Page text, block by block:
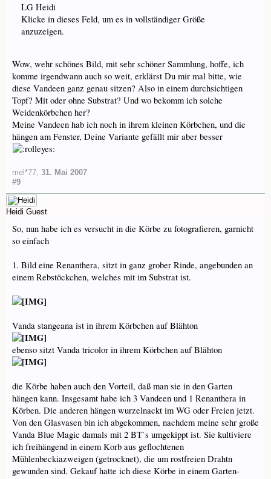
LG Heidi
Klicke in dieses Feld, um es in vollständiger Größe
anzuzeigen.
Wow, wehr schönes Bild, mit sehr schöner Sammlung, hoffe, ich
komme irgendwann auch so weit, erklärst Du mir mal bitte, wie
diese Vandeen ganz genau sitzen? Also in einem durchsichtigen
Topf? Mit oder ohne Substrat? Und wo bekomm ich solche
Weidenkörbchen her?
Meine Vandeen hab ich noch in ihrem kleinen Körbchen, und die
hängen am Fenster, Deine Variante gefällt mir aber besser
mel*77, 31. Mai 2007
#9
Heidi Guest
So, nun habe ich es versucht in die Körbe zu fotografieren, garnicht
so einfach
1. Bild eine Renanthera, sitzt in ganz grober Rinde, angebunden an
einem Rebstöckchen, welches mit im Substrat ist.
Vanda stangeana ist in ihrem Körbchen auf Blähton
ebenso sitzt Vanda tricolor in ihrem Körbchen auf Blähton
die Körbe haben auch den Vorteil, daß man sie in den Garten
hängen kann. Insgesamt habe ich 3 Vandeen und 1 Renanthera in
Körben. Die anderen hängen wurzelnackt im WG oder Freien jetzt.
Von den Glasvasen bin ich abgekommen, nachdem meine sehr große
Vanda Blue Magic damals mit 2 BT`s umgekippt ist. Sie kultiviere
ich freihängend in einem Korb aus geflochtenen
Mühlenbeckiazweigen (getrocknet), die um rostfreien Drahtn
gewunden sind. Gekauf hatte ich diese Körbe in einem Garten-